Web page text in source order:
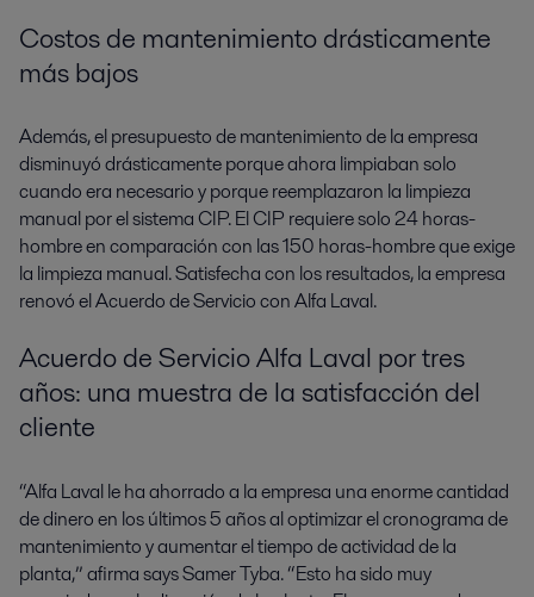
Costos de mantenimiento drásticamente
más bajos
Además, el presupuesto de mantenimiento de la empresa
disminuyó drásticamente porque ahora limpiaban solo
cuando era necesario y porque reemplazaron la limpieza
manual por el sistema CIP. El CIP requiere solo 24 horas-
hombre en comparación con las 150 horas-hombre que exige
la limpieza manual. Satisfecha con los resultados, la empresa
renovó el Acuerdo de Servicio con Alfa Laval.
Acuerdo de Servicio Alfa Laval por tres
años: una muestra de la satisfacción del
cliente
“Alfa Laval le ha ahorrado a la empresa una enorme cantidad
de dinero en los últimos 5 años al optimizar el cronograma de
mantenimiento y aumentar el tiempo de actividad de la
planta,” afirma says Samer Tyba. “Esto ha sido muy